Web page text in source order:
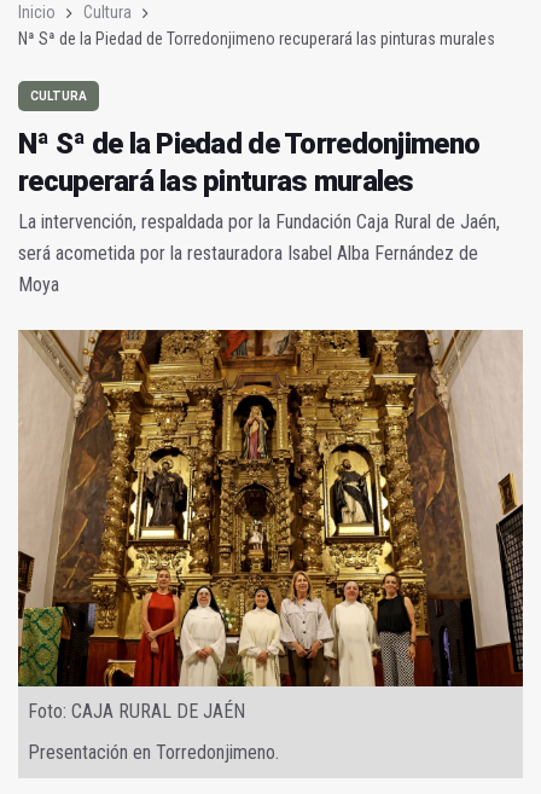
Inicio
Cultura
Nª Sª de la Piedad de Torredonjimeno recuperará las pinturas murales
CULTURA
Nª Sª de la Piedad de Torredonjimeno
recuperará las pinturas murales
La intervención, respaldada por la Fundación Caja Rural de Jaén,
será acometida por la restauradora Isabel Alba Fernández de
Moya
Foto: CAJA RURAL DE JAÉN
Presentación en Torredonjimeno.